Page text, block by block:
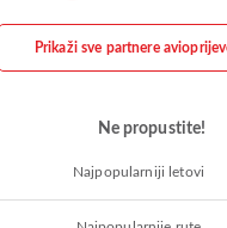
Prikaži sve partnere
Ne propustite!
Najpopularniji letovi